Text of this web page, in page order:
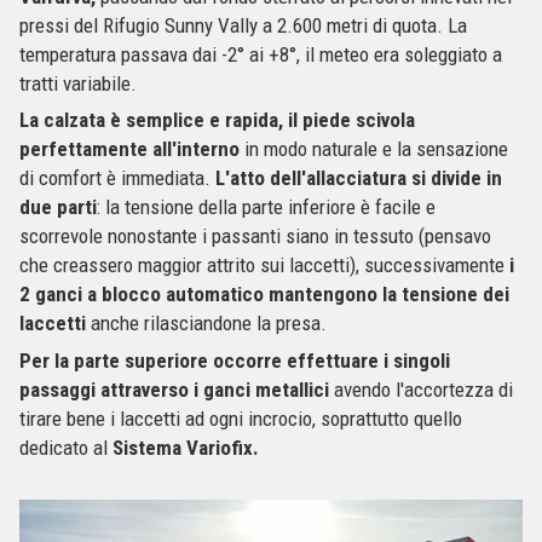
pressi del Rifugio Sunny Vally a 2.600 metri di quota. La
temperatura passava dai -2° ai +8°, il meteo era soleggiato a
tratti variabile.
La calzata è semplice e rapida, il piede scivola
perfettamente all'interno in modo naturale e la sensazione
di comfort è immediata. L'atto dell'allacciatura si divide in
due parti: la tensione della parte inferiore è facile e
scorrevole nonostante i passanti siano in tessuto (pensavo
che creassero maggior attrito sui laccetti), successivamente i
2 ganci a blocco automatico mantengono la tensione dei
laccetti anche rilasciandone la presa.
Per la parte superiore occorre effettuare i singoli
passaggi attraverso i ganci metallici avendo l'accortezza di
tirare bene i laccetti ad ogni incrocio, soprattutto quello
dedicato al Sistema Variofix.